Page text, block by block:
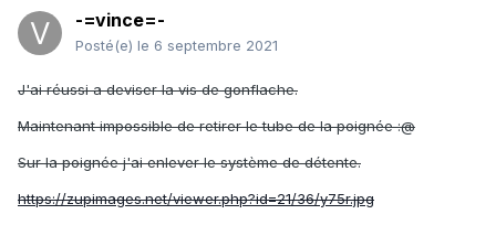
-=vince=-
Posté(e) le 6 septembre 2021
J'ai réussi a deviser la vis de gonflache.
Maintenant impossible de retirer le tube de la poignée:@
Sur la poignée j'ai enlever le système de détente.
https://zupimages.net/viewer.php?id=21/36/y75r.jpg